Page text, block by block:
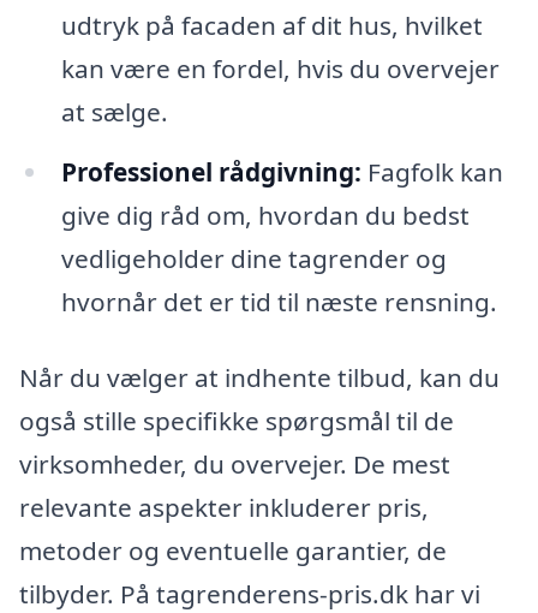
udtryk på facaden af dit hus, hvilket
kan være en fordel, hvis du overvejer
at sælge.
Professionel rådgivning: Fagfolk kan
give dig råd om, hvordan du bedst
vedligeholder dine tagrender og
hvornår det er tid til næste rensning.
Når du vælger at indhente tilbud, kan du
også stille specifikke spørgsmål til de
virksomheder, du overvejer. De mest
relevante aspekter inkluderer pris,
metoder og eventuelle garantier, de
tilbyder. På tagrenderens-pris.dk har vi